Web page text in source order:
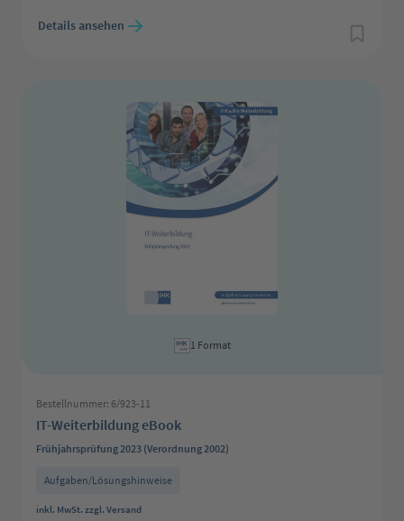
Details ansehen
1 Format
Bestellnummer: 6/923-11
IT-Weiterbildung eBook
Frühjahrsprüfung 2023 (Verordnung 2002)
Aufgaben/Lösungshinweise
Regulärer Preis:
inkl. MwSt. zzgl. Versand